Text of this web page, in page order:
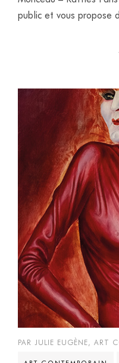
public et vous propose
PAR JULIE EUGÈNE, ART